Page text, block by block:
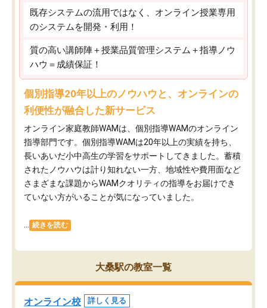
既存システムの流用ではなく、オンライン授業専用
のシステムを開発・利用！
質の高い講師陣＋授業品質管理システム＋指導ノウ
ハウ＝成績保証！
個別指導20年以上のノウハウと、オンラインの
利便性が融合した新サービス
オンライン家庭教師WAMは、個別指導WAMのオンライン
指導部門です。個別指導WAMは20年以上の実績を持ち、
長いあいだ小中高生の学習をサポートしてきました。蓄積
されたノウハウは計り知れない一方、地域性や費用面など
さまざまな課題からWAMクオリティの指導をお届けでき
ていない方がいることが気になっていました。
続きを読む
大桑駅の教室一覧
オンライン校 詳しく見る